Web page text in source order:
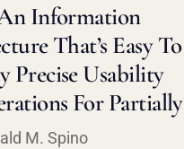
Information
That’s Easy To
Precise Usability
For Partially
M. Spino